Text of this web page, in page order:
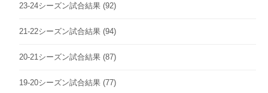
23-24シーズン試合結果 (92)
21-22シーズン試合結果 (94)
20-21シーズン試合結果 (87)
19-20シーズン試合結果 (77)